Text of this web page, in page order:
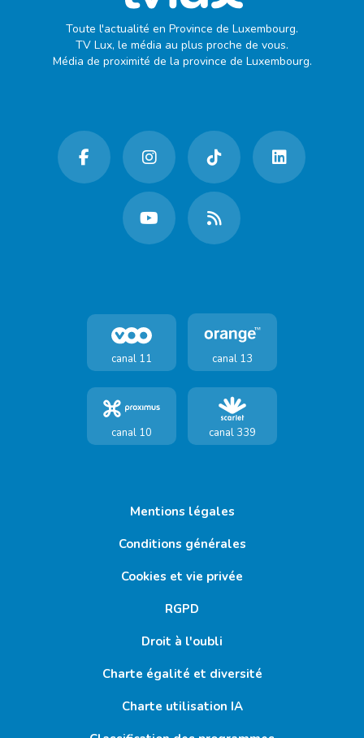
Toute l'actualité en Province de Luxembourg.
TV Lux, le média au plus proche de vous.
Média de proximité de la province de Luxembourg.
canal 11 canal 13
canal 10 canal 339
Mentions légales
Conditions générales
Cookies et vie privée
RGPD
Droit à l'oubli
Charte égalité et diversité
Charte utilisation IA